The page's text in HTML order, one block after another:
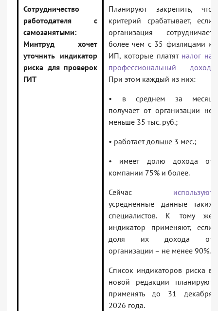
Сотрудничество
работодателя с
самозанятыми:
Минтруд хочет
уточнить индикатор
риска для проверок
ГИТ
Планируют закрепить, что
критерий срабатывает, если
организация сотрудничает
более чем с 35 физлицами и
ИП, которые платят налог на
профессиональный доход
При этом каждый из них:
• в среднем за месяц
получает от организации не
меньше 35 тыс. руб.;
• работает дольше 3 мес.;
• имеет долю дохода от
компании 75% и более.
Сейчас используют
усредненные данные таких
специалистов. К тому же
индикатор применяют, если
доля их дохода от
организации – не менее 90%.
Список индикаторов риска в
новой редакции планируют
применять до 31 декабря
2026 года.